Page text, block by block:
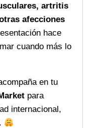
artritis
afecciones
hace
cuando más lo
en tu
para
internacional,